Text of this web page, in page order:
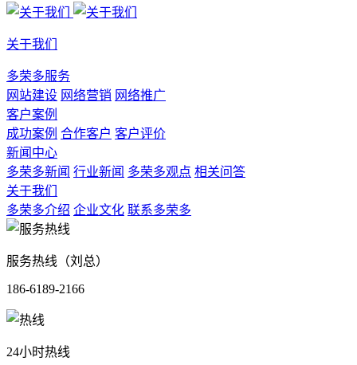
关于我们
多荣多服务
网站建设 网络营销 网络推广
客户案例
成功案例 合作客户 客户评价
新闻中心
多荣多新闻 行业新闻 多荣多观点 相关问答
关于我们
多荣多介绍 企业文化 联系多荣多
服务热线（刘总）
186-6189-2166
24小时热线